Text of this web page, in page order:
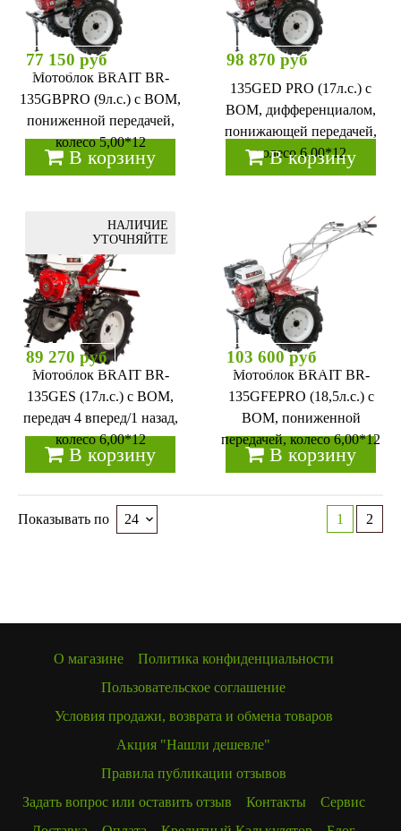
77 150 руб
Мотоблок BRAIT BR-
135GBPRO (9л.с.) с ВОМ,
пониженной передачей,
колесо 5,00*12
В корзину
98 870 руб
Мотоблок BRAIT BR-
135GЕD PRO (17л.с.) с
ВОМ, дифференциалом,
понижающей передачей,
колесо 6,00*12
В корзину
НАЛИЧИЕ
УТОЧНЯЙТЕ
89 270 руб
Мотоблок BRAIT BR-
135GЕS (17л.с.) с ВОМ,
передач 4 вперед/1 назад,
колесо 6,00*12
В корзину
103 600 руб
Мотоблок BRAIT BR-
135GFEPRO (18,5л.с.) с
ВОМ, пониженной
передачей, колесо 6,00*12
В корзину
Показывать по 1 2
О магазине
Политика конфиденциальности
Пользовательское соглашение
Условия продажи, возврата и обмена товаров
Акция "Нашли дешевле"
Правила публикации отзывов
Задать вопрос или оставить отзыв
Контакты
Сервис